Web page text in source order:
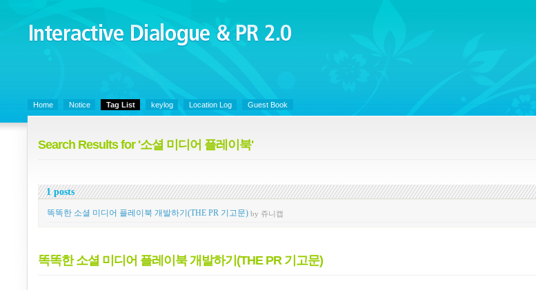
Interactive Dialogue &
PR 2.0
Home Notice Tag List keylog Location Log Guest Book
Search Results for '소셜 미디어 플레이북'
1 posts
똑똑한 소셜 미디어 플레이북 개발하기(THE PR 기고문) by 쥬니캡
똑똑한 소셜 미디어 플레이북 개발하기(THE PR 기고문)